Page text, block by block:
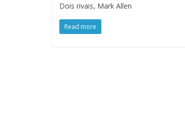
Dois rivais, Mark Allen
Read more